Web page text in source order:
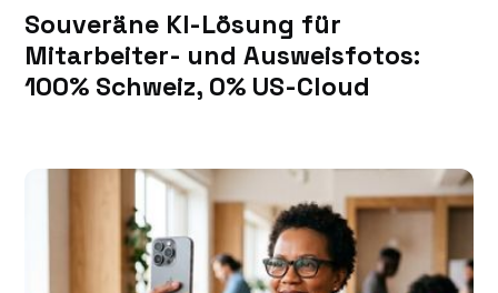
Souveräne KI-Lösung für
Mitarbeiter- und Ausweisfotos:
100% Schweiz, 0% US-Cloud